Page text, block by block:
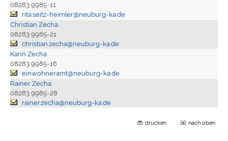
08283 9985-11
rita.seitz-heimler@neuburg-ka.de
Christian Zecha
08283 9985-21
christian.zecha@neuburg-ka.de
Karin Zecha
08283 9985-16
einwohneramt@neuburg-ka.de
Rainer Zecha
08283 9985-28
rainer.zecha@neuburg-ka.de
drucken nach oben